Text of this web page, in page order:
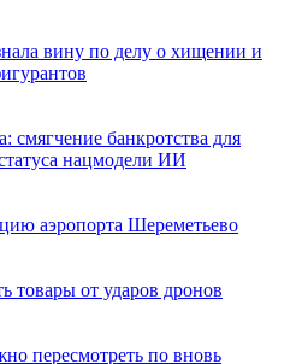
вину по делу о хищении и
смягчение банкротства для
нацмодели ИИ
аэропорта Шереметьево
товары от ударов дронов
пересмотреть по вновь